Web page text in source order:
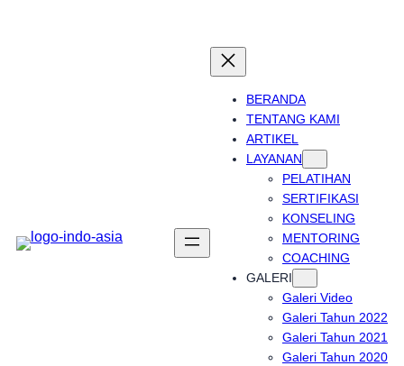
BERANDA
TENTANG KAMI
ARTIKEL
LAYANAN
PELATIHAN
SERTIFIKASI
KONSELING
MENTORING
COACHING
GALERI
Galeri Video
Galeri Tahun 2022
Galeri Tahun 2021
Galeri Tahun 2020